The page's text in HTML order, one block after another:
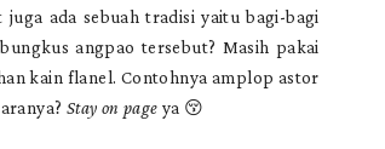
ada sebuah tradisi yaitu bagi-bagi
angpao tersebut? Masih pakai
kain flanel. Contohnya amplop astor
Stay on page ya 😚